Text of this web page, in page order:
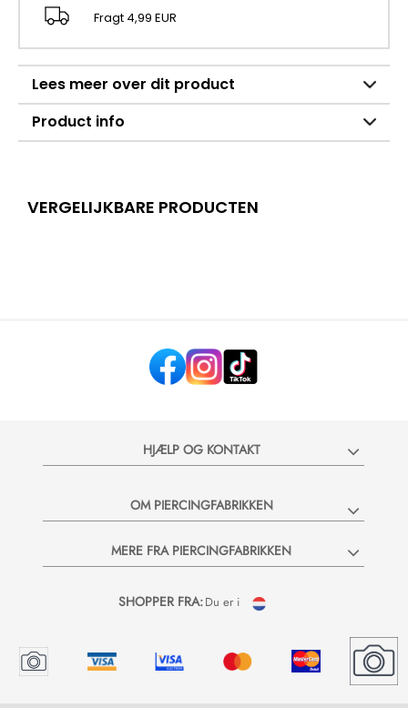
Fragt 4,99 EUR
Lees meer over dit product
Product info
VERGELIJKBARE PRODUCTEN
HJÆLP OG KONTAKT
OM PIERCINGFABRIKKEN
MERE FRA PIERCINGFABRIKKEN
SHOPPER FRA:Du er i